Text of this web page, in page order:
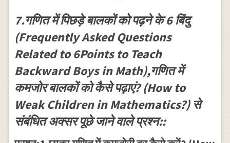
7.गणित में पिछड़े बालकों को पढ़ने के 6 बिंदु
(Frequently Asked Questions
Related to 6Points to Teach
Backward Boys in Math),गणित में
कमजोर बालकों को कैसे पढ़ाएं? (How to
Weak Children in Mathematics?) से
संबंधित अक्सर पूछे जाने वाले प्रश्न::